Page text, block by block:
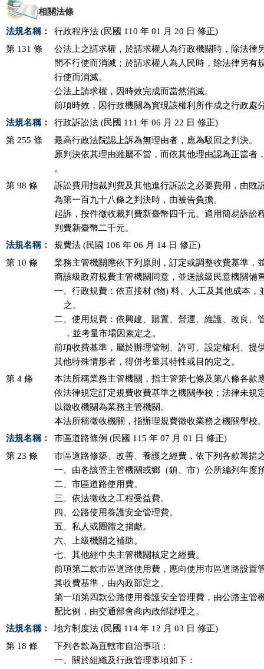
相關法條
法規名稱：
行政程序法 (民國 110 年 01 月 20 日 修正)
第 131 條
公法上之請求權，於請求權人為行政機關時，除法律
間不行使而消滅；於請求權人為人民時，除法律另有
行使而消滅。
公法上請求權，因時效完成而當然消滅。
前項時效，因行政機關為實現該權利所作成之行政處
法規名稱：
行政訴訟法 (民國 111 年 06 月 22 日 修正)
第 255 條
最高行政法院認上訴為無理由者，應為駁回之判決。
原判決依其理由雖屬不當，而依其他理由認為正當者
。
第 98 條
訴訟費用指裁判費及其他進行訴訟之必要費用，由敗
為第一百九十八條之判決時，由被告負擔。
起訴，按件徵收裁判費新臺幣四千元。適用簡易訴訟
判費新臺幣二千元。
法規名稱：
規費法 (民國 106 年 06 月 14 日 修正)
第 10 條
業務主管機關應依下列原則，訂定或調整收費基準，
商該級政府規費主管機關同意，並送該級民意機關備
一、行政規費：依直接材 (物) 料、人工及其他成本，
    之。
二、使用規費：依興建、購置、營運、維護、改良、
    ，並考量市場因素定之。
前項收費基準，屬於辦理管制、許可、設定權利、提
第 4 條
本法所稱業務主管機關，指主管第七條及第八條各款
依法律規定訂定規費收費基準之機關學校；法律未規
以徵收機關為業務主管機關。
法規名稱：
市區道路條例 (民國 115 年 07 月 01 日 修正)
第 23 條
市區道路修築、改善、養護之經費，依下列各款籌措
一、由各該管主管機關或鄉（鎮、市）公所編列年度
二、市區道路使用費。
三、依法徵收之工程受益費。
四、公路使用養護安全管理費。
五、私人或團體之捐獻。
六、上級機關之補助。
七、其他經中央主管機關核定之經費。
前項第二款市區道路使用費，應向使用市區道路設置
其收費基準，由內政部定之。
第一項第四款公路使用養護安全管理費，由公路主管
配比例，由交通部會商內政部辦理之。
法規名稱：
地方制度法 (民國 114 年 12 月 03 日 修正)
第 18 條
下列各款為直轄市自治事項：
一、關於組織及行政管理事項如下：